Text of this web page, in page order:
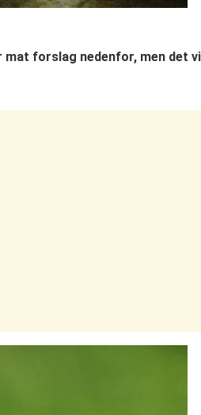
forslag nedenfor, men det